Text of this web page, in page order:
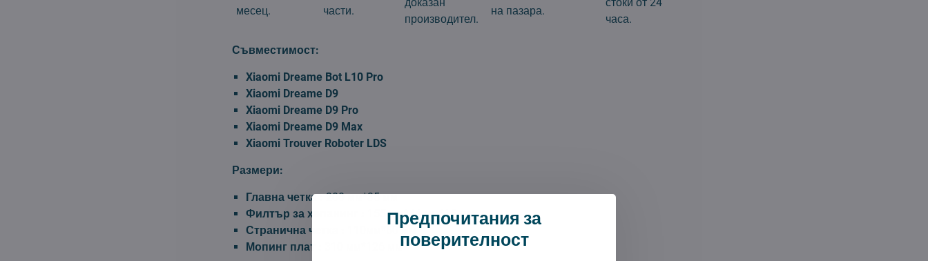
месец.
части.
производител.
на пазара.
часа.
Съвместимост:
Xiaomi Dreame Bot L10 Pro
Xiaomi Dreame D9
Xiaomi Dreame D9 Pro
Xiaomi Dreame D9 Max
Xiaomi Trouver Roboter LDS
Размери:
Главна четка :200 мм*35 мм
Филтър за хепанинг :
155 мм*44 мм*15 мм
Странична четка :
110мм*60 мм
Мопинг плат :
310 мм*126 мм
Предпочитания за
поверителност